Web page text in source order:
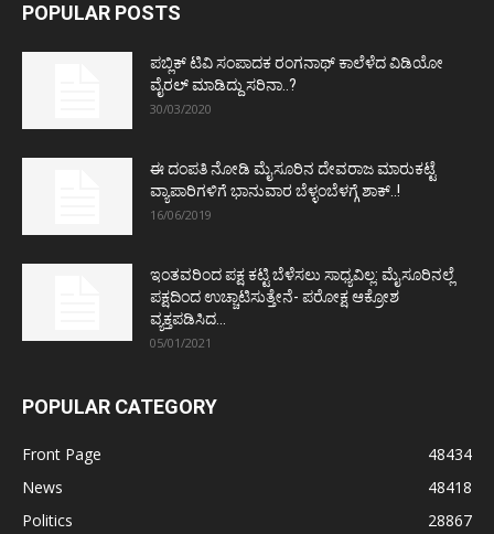
POPULAR POSTS
ಪಬ್ಲಿಕ್ ಟಿವಿ ಸಂಪಾದಕ ರಂಗನಾಥ್ ಕಾಲೆಳೆದ ವಿಡಿಯೋ
ವೈರಲ್ ಮಾಡಿದ್ದು ಸರಿನಾ..?
30/03/2020
ಈ ದಂಪತಿ ನೋಡಿ ಮೈಸೂರಿನ ದೇವರಾಜ ಮಾರುಕಟ್ಟೆ
ವ್ಯಾಪಾರಿಗಳಿಗೆ ಭಾನುವಾರ ಬೆಳ್ಳಂಬೆಳಗ್ಗೆ ಶಾಕ್..!
16/06/2019
ಇಂತವರಿಂದ ಪಕ್ಷ ಕಟ್ಟಿ ಬೆಳೆಸಲು ಸಾಧ್ಯವಿಲ್ಲ: ಮೈಸೂರಿನಲ್ಲೆ
ಪಕ್ಷದಿಂದ ಉಚ್ಚಾಟಿಸುತ್ತೇನೆ- ಪರೋಕ್ಷ ಆಕ್ರೋಶ
ವ್ಯಕ್ತಪಡಿಸಿದ...
05/01/2021
POPULAR CATEGORY
Front Page
48434
News
48418
Politics
28867